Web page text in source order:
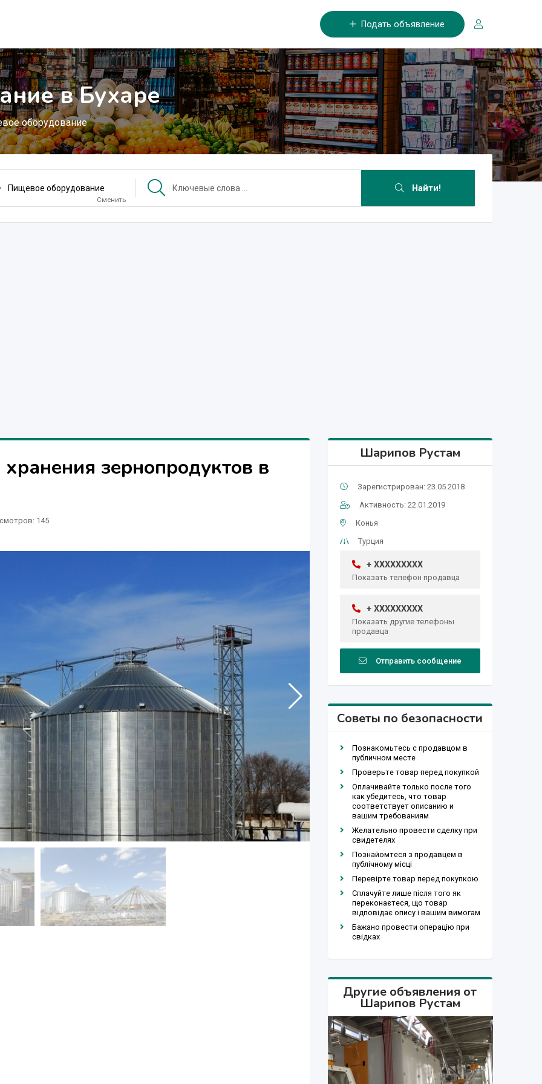
Подать объявление
в Бухаре
оборудование
Пищевое оборудование
Сменить
Найти!
зернопродуктов в
145
Шарипов Рустам
Зарегистрирован: 23.05.2018
Активность: 22.01.2019
Конья
Турция
+ XXXXXXXXX
Показать телефон продавца
+ XXXXXXXXX
Показать другие телефоны
продавца
Отправить сообщение
Советы по безопасности
Познакомьтесь с продавцом в
публичном месте
Проверьте товар перед покупкой
Оплачивайте только после того
как убедитесь, что товар
соответствует описанию и
вашим требованиям
Желательно провести сделку при
свидетелях
Познайомтеся з продавцем в
публічному місці
Перевірте товар перед покупкою
Сплачуйте лише після того як
переконаєтеся, що товар
відповідає опису і вашим вимогам
Бажано провести операцію при
свідках
Другие объявления от
Шарипов Рустам